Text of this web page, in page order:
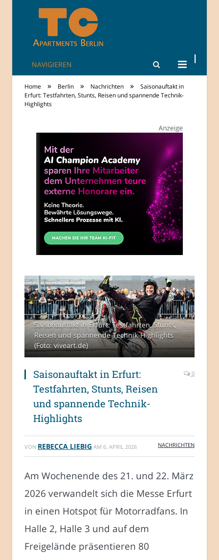
TheCity: Living
Apartments in
NAVIGIEREN
Home » Berlin » Nachrichten »
Saisonauftakt in
Erfurt: Testfahrten, Stunts, Reisen und spannende Technik-
Highlights
Saisonauftakt in Erfurt: Testfahrten, Stunts,
Reisen und spannende Technik-Highlights
(Foto: viveart.de)
Saisonauftakt in Erfurt:
Testfahrten, Stunts, Reisen
und spannende Technik-
Highlights
0
VON REBECCA LIEBIG AM 6. APRIL 2026 NACHRICHTEN
Am Wochenende des 21. und 22. März
2026 verwandelt sich die Messe Erfurt
in einen Hotspot für Motorradfans. In
Halle 2, Halle 3 und auf dem
Freigelände präsentieren 80